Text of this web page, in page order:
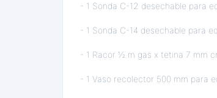
- 1 Sonda C-12 desechable para
- 1 Sonda C-14 desechable para
- 1 Racor ½ m gas x tetina 7 mm
- 1 Vaso recolector 500 mm para